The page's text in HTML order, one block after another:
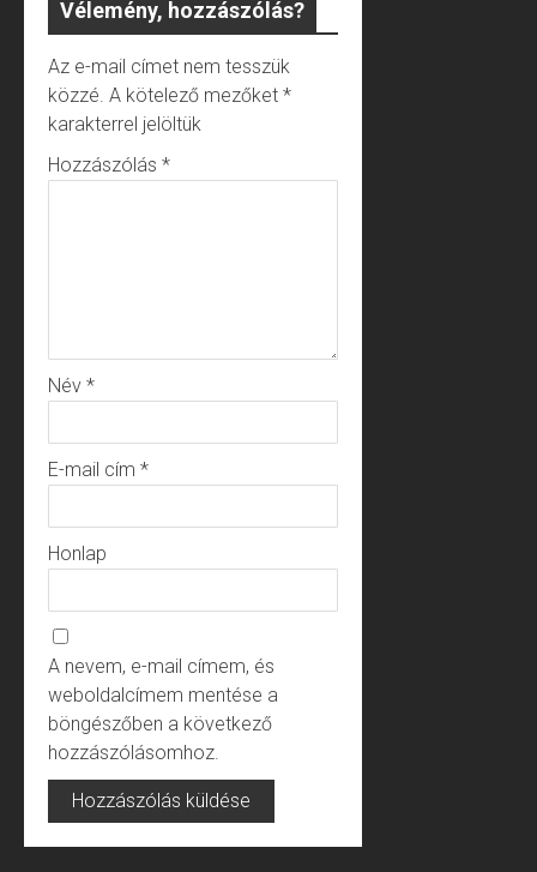
Vélemény, hozzászólás?
Az e-mail címet nem tesszük
közzé. A kötelező mezőket *
karakterrel jelöltük
Hozzászólás *
Név *
E-mail cím *
Honlap
A nevem, e-mail címem, és
weboldalcímem mentése a
böngészőben a következő
hozzászólásomhoz.